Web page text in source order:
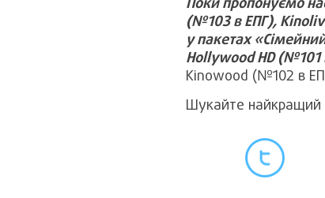
(№103 в ЕПГ),
у пакетах
Hollywood HD (№101
Kinowood (№102 в
Шукайте найкращий